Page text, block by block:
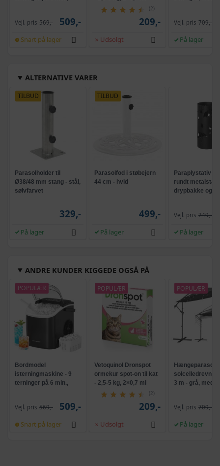
Vejl. pris 569,- 509,-
Snart på lager
(2)
209,-
Udsolgt
Vejl. pris 709,-
På lager
ALTERNATIVE VARER
TILBUD
Parasolholder til
Ø38/48 mm stang - stål,
sølvfarvet
329,-
På lager
TILBUD
Parasolfod i støbejern
44 cm - hvid
499,-
På lager
Paraplystativ til
rundt
drypbakke og 4
Vejl. pris 249,-
På lager
ANDRE KUNDER KIGGEDE OGSÅ PÅ
POPULÆR
Bordmodel
isterningmaskine - 9
terninger på 6 min.,
Vejl. pris 569,- 509,-
Snart på lager
POPULÆR
Vetoquinol Dronspot
ormekur spot-on til kat
- 2,5-5 kg, 2×0,7 ml
(2)
209,-
Udsolgt
POPULÆR
Hængeparasols
solcelledrevne
3 m - grå, med
Vejl. pris 709,-
På lager